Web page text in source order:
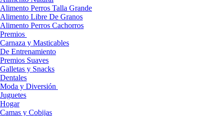
Alimento Perros Talla Grande
Alimento Libre De Granos
Alimento Perros Cachorros
Premios
Carnaza y Masticables
De Entrenamiento
Premios Suaves
Galletas y Snacks
Dentales
Moda y Diversión
Juguetes
Hogar
Camas y Cobijas